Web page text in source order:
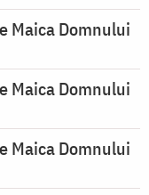
Maica Domnului
Maica Domnului
Maica Domnului